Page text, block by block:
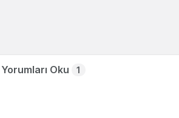
Yorumları Oku 1